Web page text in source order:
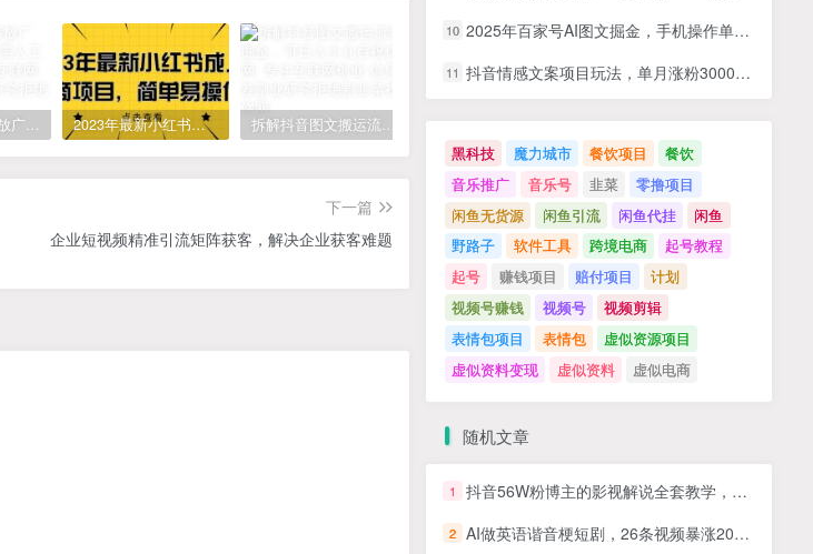
闹钟托管自动播放广告，单机5-10，无需人工操作 2023年最新小红书成人电商项目，简单易操作【详细教程】 拆解抖音图文搬运流量掘金，可日入小几百
下一篇
企业短视频精准引流矩阵获客，解决企业获客难题
10 2025年百家号AI图文掘金，手机操作单号月入4-5位数，低门槛【附指令+工具】
11 抖音情感文案项目玩法，单月涨粉3000+，新手小白也能做
黑科技 魔力城市 餐饮项目
餐饮
音乐推广
音乐号 韭菜
零撸项目
闲鱼无货源
闲鱼引流 闲鱼代挂
闲鱼
野路子
软件工具 跨境电商
起号教程
起号
赚钱项目 赔付项目
计划
视频号赚钱
视频号
视频剪辑
表情包项目
表情包
虚似资源项目
虚似资料变现
虚似资料 虚似电商
随机文章
1 抖音56W粉博主的影视解说全套教学，从零起号到解锁精选独家收益，全流程变现实战课
2 AI做英语谐音梗短剧，26条视频暴涨20W粉丝，0成本项目，适合新手小白起号